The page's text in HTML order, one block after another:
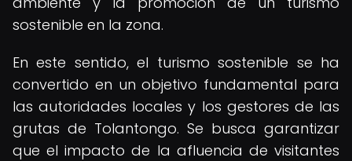
sostenible en la zona.
En este sentido, el turismo sostenible se ha
convertido en un objetivo fundamental para
las autoridades locales y los gestores de las
grutas de Tolantongo. Se busca garantizar
que el impacto de la afluencia de visitantes